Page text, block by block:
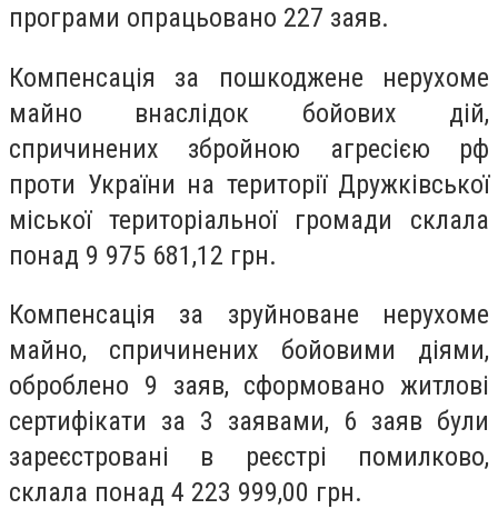
програми опрацьовано 227 заяв.
Компенсація за пошкоджене нерухоме
майно внаслідок бойових дій,
спричинених збройною агресією рф
проти України на території Дружківської
міської територіальної громади склала
понад 9 975 681,12 грн.
Компенсація за зруйноване нерухоме
майно, спричинених бойовими діями,
оброблено 9 заяв, сформовано житлові
сертифікати за 3 заявами, 6 заяв були
зареєстровані в реєстрі помилково,
склала понад 4 223 999,00 грн.